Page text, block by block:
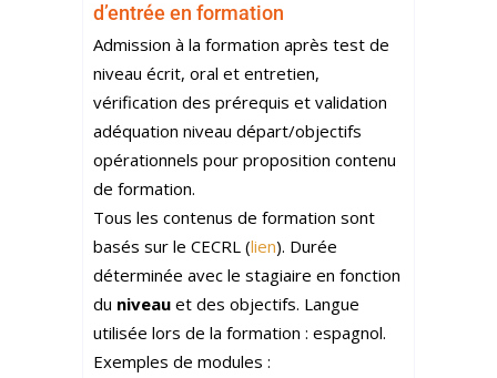
d’entrée en formation
Admission à la formation après test de
niveau écrit, oral et entretien,
vérification des prérequis et validation
adéquation niveau départ/objectifs
opérationnels pour proposition contenu
de formation.
Tous les contenus de formation sont
basés sur le CECRL (lien). Durée
déterminée avec le stagiaire en fonction
du niveau et des objectifs. Langue
utilisée lors de la formation : espagnol.
Exemples de modules :